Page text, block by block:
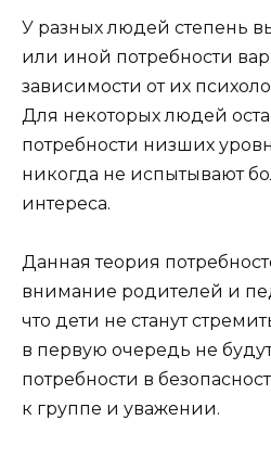
У разных людей степень
или иной потребности
зависимости от их
Для некоторых людей
потребности низших
никогда не испытывают
интереса.
Данная теория
внимание родителей и
что дети не станут
в первую очередь не
потребности в
к группе и уважении.